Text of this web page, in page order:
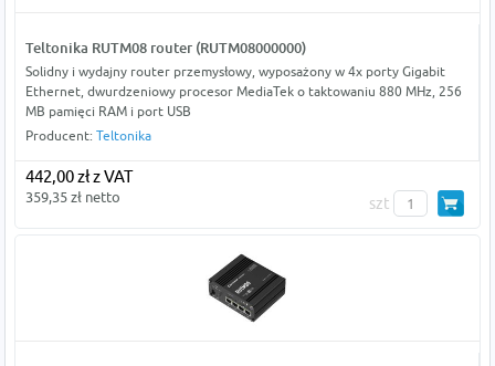
Teltonika RUTM08 router (RUTM08000000)
Solidny i wydajny router przemysłowy, wyposażony w 4x porty Gigabit
Ethernet, dwurdzeniowy procesor MediaTek o taktowaniu 880 MHz, 256
MB pamięci RAM i port USB
Producent: Teltonika
442,00 zł z VAT
359,35 zł netto szt